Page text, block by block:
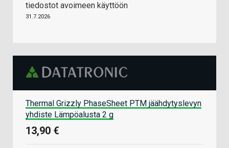
tiedostot avoimeen käyttöön
31.7.2026
Thermal Grizzly PhaseSheet PTM jäähdytyslevyn
yhdiste Lämpöalusta 2 g
13,90 €